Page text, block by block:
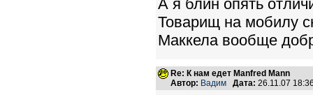
А я блин опять
Товарищ на мобилу
Маккела вообще
Re: К нам едет Manfred Mann
Автор: Вадим Дата: 26.11.07